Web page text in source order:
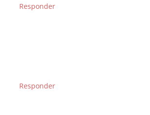
Responder
Responder